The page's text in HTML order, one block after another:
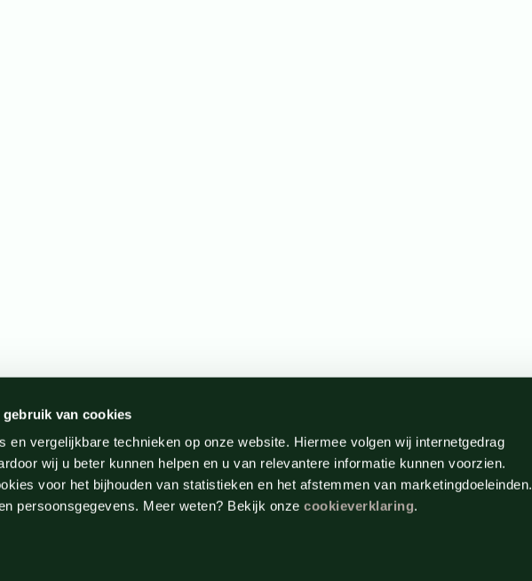
van cookies
en vergelijkbare technieken op onze website. Hiermee volgen wij internetgedrag
wij u beter kunnen helpen en u van relevantere informatie kunnen voorzien.
voor het bijhouden van statistieken en het afstemmen van marketingdoeleinden.
persoonsgegevens. Meer weten? Bekijk onzecookieverklaring.